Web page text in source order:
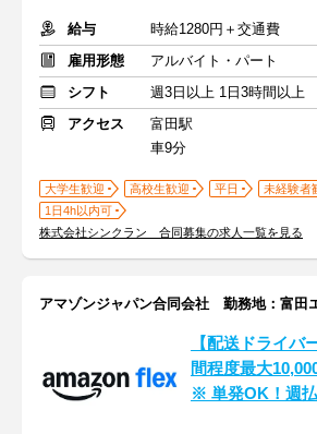
給与
時給1280円＋交通費
雇用形態
アルバイト・パート
シフト
週3日以上 1日3時間以上
アクセス
富田駅
車9分
大学生歓迎 高校生歓迎 平日
未経験者
1日4h以内可
株式会社シンクラン 合同募集の求人一覧を見る
アマゾンジャパン合同会社 勤務地：富田
【配送ドライバ
間程度最大
※ 単発OK！週払